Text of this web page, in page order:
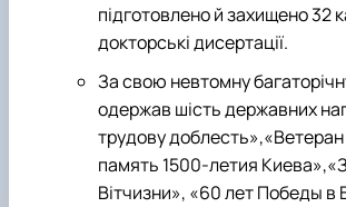
підготовлено й захищено 32
докторські дисертації.
За свою невтомну
одержав шість державних
трудову
память 1500-летия
Вітчизни», «60 лет Победы в